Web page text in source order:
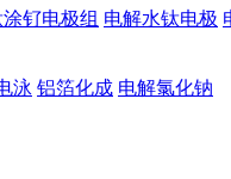
钌电极组 电解水钛电极
泳 铝箔化成 电解氯化钠